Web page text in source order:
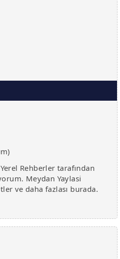
Rehberler tarafından
Meydan Yaylasi
ve daha fazlası burada.